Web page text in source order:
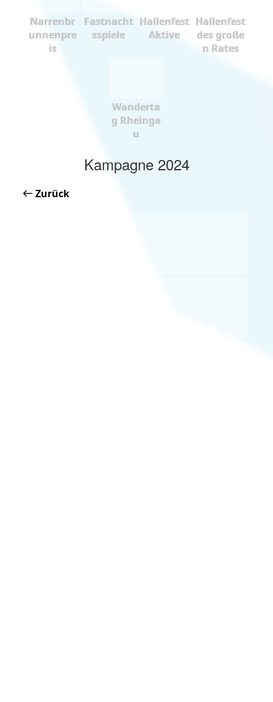
Narrenbr
unnenpre
is
Fastnacht
sspiele
Hallenfest
Aktive
Hallenfest
des große
n Rates
Wanderta
g Rheinga
u
Kampagne 2024
Zurück